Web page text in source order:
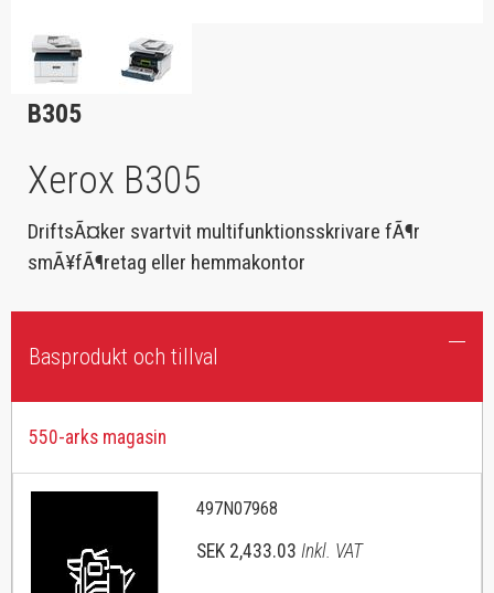
B305
Xerox B305
DriftsÃ¤ker svartvit multifunktionsskrivare fÃ¶r
smÃ¥fÃ¶retag eller hemmakontor
Basprodukt och tillval
550-arks magasin
497N07968
SEK 2,433.03 Inkl. VAT